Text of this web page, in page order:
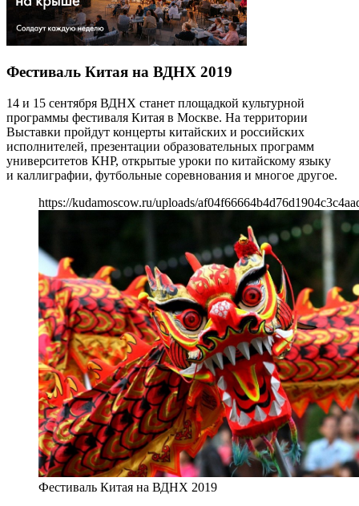
Фестиваль Китая на ВДНХ 2019
14 и 15 сентября ВДНХ станет площадкой культурной
программы фестиваля Китая в Москве. На территории
Выставки пройдут концерты китайских и российских
исполнителей, презентации образовательных программ
университетов КНР, открытые уроки по китайскому языку
и каллиграфии, футбольные соревнования и многое другое.
https://kudamoscow.ru/uploads/
Фестиваль Китая на ВДНХ 2019